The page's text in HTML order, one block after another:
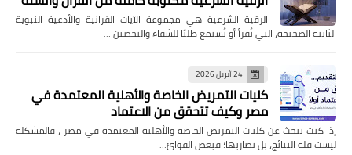
الرقية الشرعية هي مجموعة الآيات القرآنية والأدعية النبوية
الثابتة الصحيحة، التي تُقرأ أو تُستمع طلبًا للشفاء والتحصين …
24 أبريل 2026
كليات التمريض الخاصة والأهلية المعتمدة في
مصر وكيف تتحقق من الاعتماد
إذا كنت تبحث عن كليات التمريض الخاصة والأهلية المعتمدة في مصر ، فالمشكلة
ليست قلة النتائج، بل تضاربها؛ فبعض القوائ…